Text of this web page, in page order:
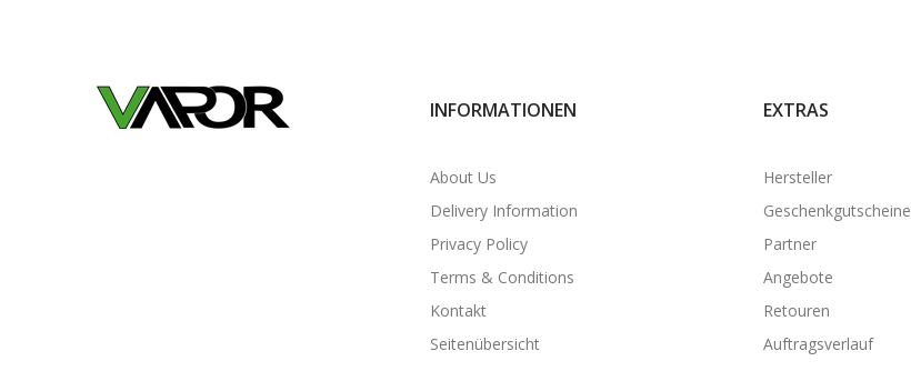
INFORMATIONEN
About Us
Delivery Information
Privacy Policy
Terms & Conditions
Kontakt
Seitenübersicht
EXTRAS
Hersteller
Geschenkgutscheine
Partner
Angebote
Retouren
Auftragsverlauf